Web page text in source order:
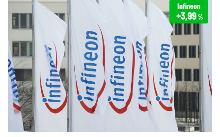
Infineon
+3,99%